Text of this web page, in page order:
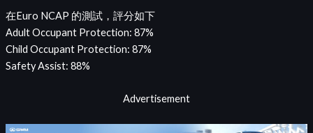
在Euro NCAP 的測試，評分如下
Adult Occupant Protection: 87%
Child Occupant Protection: 87%
Safety Assist: 88%
Advertisement